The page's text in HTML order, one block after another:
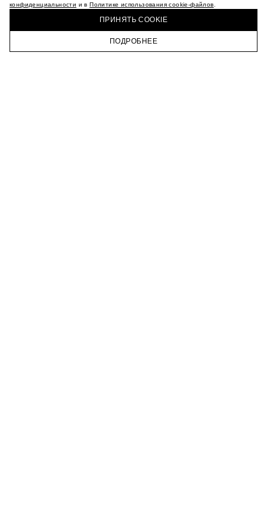
конфиденциальности и вПолитике использования cookie-файлов
ПРИНЯТЬ COOKIE
ПОДРОБНЕЕ
ГЛАВНАЯ КАТАЛОГ КОРЗИНА ПРОФИЛЬ
КАРЬЕРА
ТЕЛЕГРАМ
ПОДПИСАТЬСЯ НА НОВОСТИ
КУПИТЬ + ПОЛУЧИТЬ В МАГАЗИНЕ MAAG